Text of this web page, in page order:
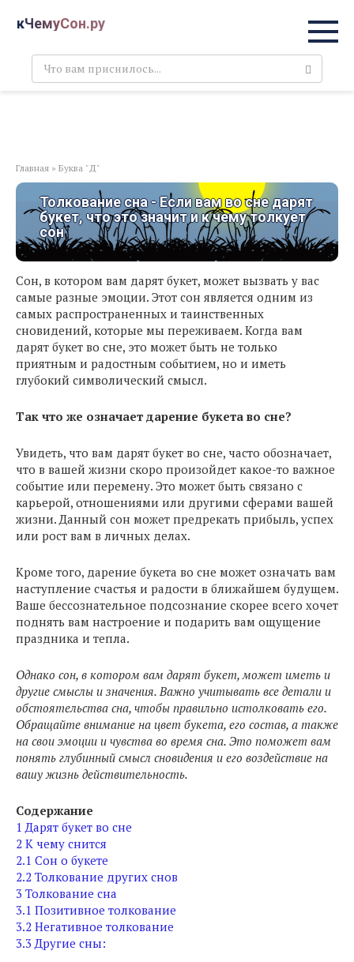
кЧемуСон.ру
Поиск:
Главная » Буква "Д"
Толкование сна - Если вам во сне дарят
букет, что это значит и к чему толкует
сон
Сон, в котором вам дарят букет, может вызвать у вас
самые разные эмоции. Этот сон является одним из
самых распространенных и таинственных
сновидений, которые мы переживаем. Когда вам
дарят букет во сне, это может быть не только
приятным и радостным событием, но и иметь
глубокий символический смысл.
Так что же означает дарение букета во сне?
Увидеть, что вам дарят букет во сне, часто обозначает,
что в вашей жизни скоро произойдет какое-то важное
событие или перемену. Это может быть связано с
карьерой, отношениями или другими сферами вашей
жизни. Данный сон может предрекать прибыль, успех
или рост вам в личных делах.
Кроме того, дарение букета во сне может означать вам
наступление счастья и радости в ближайшем будущем.
Ваше бессознательное подсознание скорее всего хочет
поднять вам настроение и подарить вам ощущение
праздника и тепла.
Однако сон, в котором вам дарят букет, может иметь и
другие смыслы и значения. Важно учитывать все детали и
обстоятельства сна, чтобы правильно истолковать его.
Обращайте внимание на цвет букета, его состав, а также
на свои эмоции и чувства во время сна. Это поможет вам
понять глубинный смысл сновидения и его воздействие на
вашу жизнь действительность.
Содержание
1 Дарят букет во сне
2 К чему снится
2.1 Сон о букете
2.2 Толкование других снов
3 Толкование сна
3.1 Позитивное толкование
3.2 Негативное толкование
3.3 Другие сны: